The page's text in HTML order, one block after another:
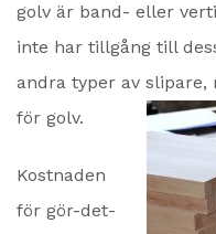
golv är band- eller
inte har tillgång till
andra typer av
för golv.
Kostnaden
för gör-det-